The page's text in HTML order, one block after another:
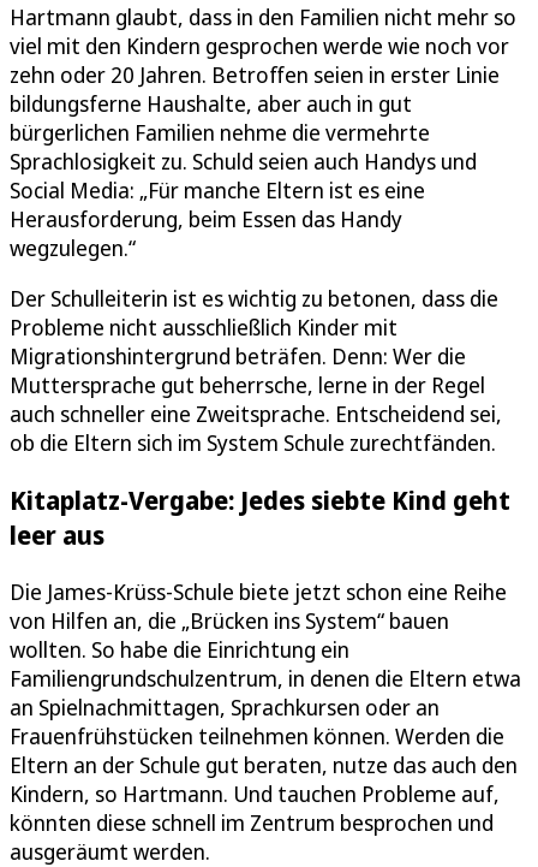
Hartmann glaubt, dass in den Familien nicht mehr so
viel mit den Kindern gesprochen werde wie noch vor
zehn oder 20 Jahren. Betroffen seien in erster Linie
bildungsferne Haushalte, aber auch in gut
bürgerlichen Familien nehme die vermehrte
Sprachlosigkeit zu. Schuld seien auch Handys und
Social Media: „Für manche Eltern ist es eine
Herausforderung, beim Essen das Handy
wegzulegen.“
Der Schulleiterin ist es wichtig zu betonen, dass die
Probleme nicht ausschließlich Kinder mit
Migrationshintergrund beträfen. Denn: Wer die
Muttersprache gut beherrsche, lerne in der Regel
auch schneller eine Zweitsprache. Entscheidend sei,
ob die Eltern sich im System Schule zurechtfänden.
Kitaplatz-Vergabe: Jedes siebte Kind geht
leer aus
Die James-Krüss-Schule biete jetzt schon eine Reihe
von Hilfen an, die „Brücken ins System“ bauen
wollten. So habe die Einrichtung ein
Familiengrundschulzentrum, in denen die Eltern etwa
an Spielnachmittagen, Sprachkursen oder an
Frauenfrühstücken teilnehmen können. Werden die
Eltern an der Schule gut beraten, nutze das auch den
Kindern, so Hartmann. Und tauchen Probleme auf,
könnten diese schnell im Zentrum besprochen und
ausgeräumt werden.